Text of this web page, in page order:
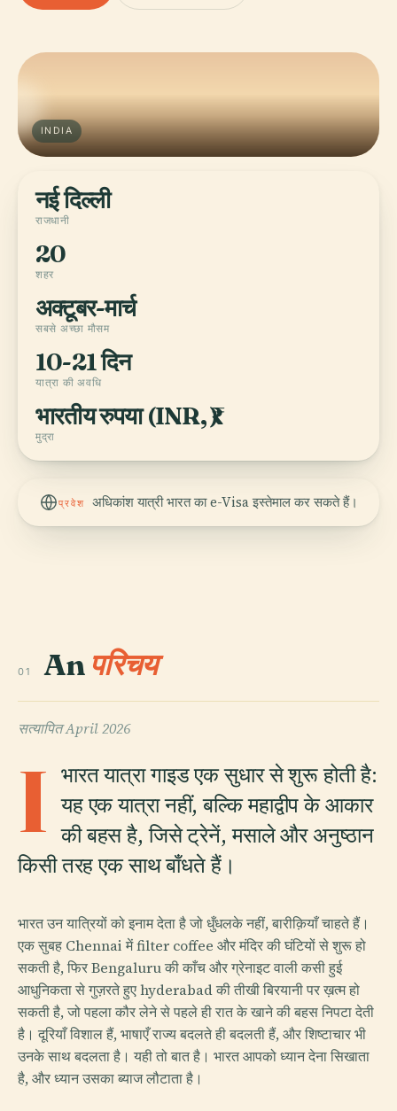
INDIA
नई दिल्ली
राजधानी
20
शहर
अक्टूबर-मार्च
सबसे अच्छा मौसम
10-21 दिन
यात्रा की अवधि
भारतीय रुपया (INR, ₹)
मुद्रा
प्रवेश अधिकांश यात्री भारत का e-Visa इस्तेमाल कर सकते हैं।
01 An परिचय
सत्यापितApril 2026
I भारत यात्रा गाइड एक सुधार से शुरू होती है:
यह एक यात्रा नहीं, बल्कि महाद्वीप के आकार
की बहस है, जिसे ट्रेनें, मसाले और अनुष्ठान
किसी तरह एक साथ बाँधते हैं।
भारत उन यात्रियों को इनाम देता है जो धुँधलके नहीं, बारीक़ियाँ चाहते हैं।
एक सुबह Chennai में filter coffee और मंदिर की घंटियों से शुरू हो
सकती है, फिर Bengaluru की काँच और ग्रेनाइट वाली कसी हुई
आधुनिकता से गुज़रते हुए hyderabad की तीखी बिरयानी पर ख़त्म हो
सकती है, जो पहला कौर लेने से पहले ही रात के खाने की बहस निपटा देती
है। दूरियाँ विशाल हैं, भाषाएँ राज्य बदलते ही बदलती हैं, और शिष्टाचार भी
उनके साथ बदलता है। यही तो बात है। भारत आपको ध्यान देना सिखाता
है, और ध्यान उसका ब्याज लौटाता है।